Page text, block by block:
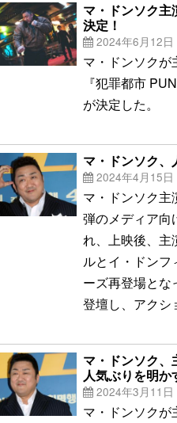
マ・ドンソク
決定！
2024年6月12日
マ・ドンソクが
『犯罪都市
が決定した。
マ・ドンソク、
2024年4月15日
マ・ドンソク
弾のメディア向
れ、上映後、主
ルとイ・ドンフ
ーズ再登場と
登壇し、アクシ
マ・ドンソク
人気ぶりを明か
2024年3月11日
マ・ドンソク